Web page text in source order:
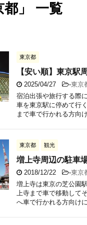
都」 一覧
東京都
【安い順】東京駅
2025/04/27 -東京
宿泊出張や旅行する際
車を東京駅に停めて行
まで車で行かれる方向
東京都 観光
増上寺周辺の駐車
2018/12/22 -東京
増上寺は東京の芝公園
上寺まで車で移動して
へ車で行かれる方向け